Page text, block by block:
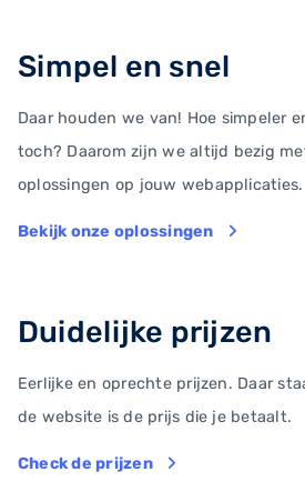
Simpel en snel
Daar houden we van! Hoe simpeler
toch? Daarom zijn we altijd bezig
oplossingen op jouw webapplicaties.
Bekijk onze oplossingen
Duidelijke prijzen
Eerlijke en oprechte prijzen. Daar
de website is de prijs die je betaalt.
Check de prijzen